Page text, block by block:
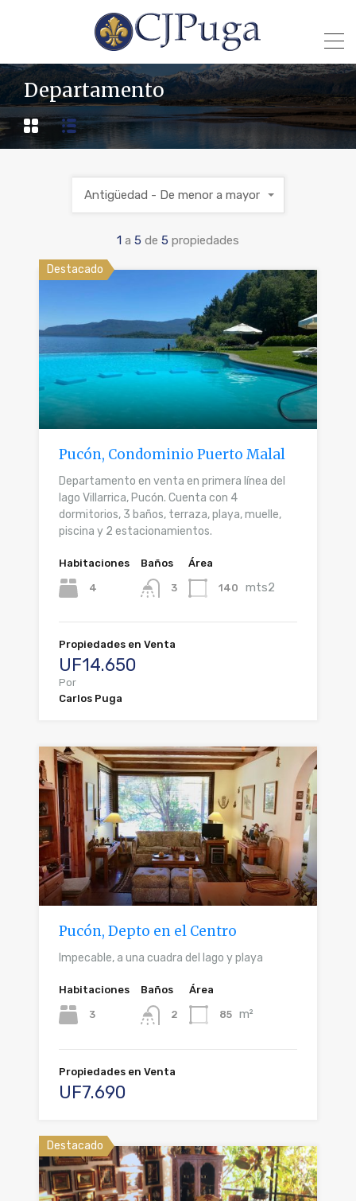
Departamento
1 a 5 de 5 propiedades
Antigüedad - De menor a mayor
Destacado
Pucón, Condominio Puerto Malal
Departamento en venta en primera línea del
lago Villarrica, Pucón. Cuenta con 4
dormitorios, 3 baños, terraza, playa, muelle,
piscina y 2 estacionamientos.
Habitaciones
4
Baños
3
Área
140 mts2
Propiedades en Venta
UF14.650
Por
Carlos Puga
Pucón, Depto en el Centro
Impecable, a una cuadra del lago y playa
Habitaciones
3
Baños
2
Área
85 m²
Propiedades en Venta
UF7.690
Destacado